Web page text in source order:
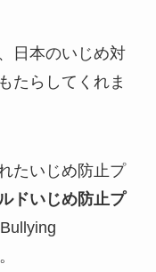
日本のいじめ対
たらしてくれま
たいじめ防止プ
ドいじめ防止プ